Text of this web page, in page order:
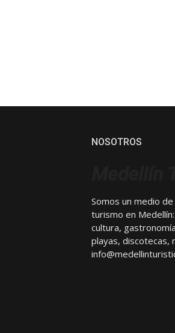
NOSOTROS
Somos un medio
turismo en
cultura,
playas, discotecas,